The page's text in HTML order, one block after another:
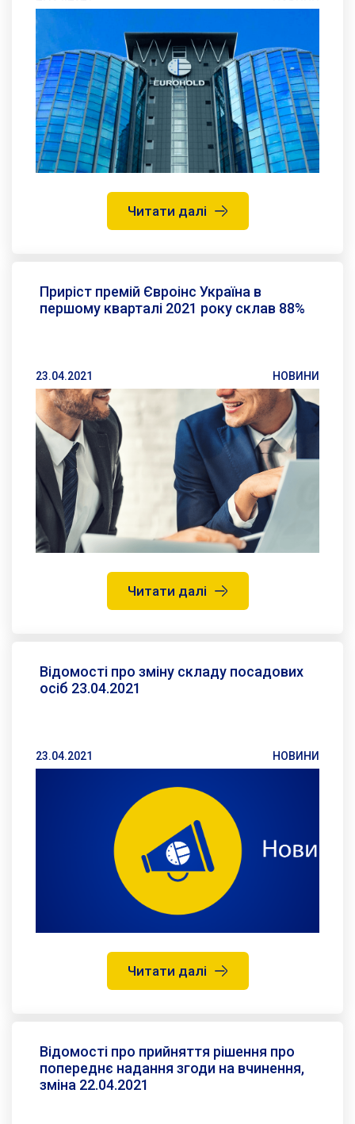
Читати далі
Приріст премій Євроінс Україна в
першому кварталі 2021 року склав 88%
23.04.2021 НОВИНИ
Читати далі
Відомості про зміну складу посадових
осіб 23.04.2021
23.04.2021 НОВИНИ
Читати далі
Відомості про прийняття рішення про
попереднє надання згоди на вчинення,
зміна 22.04.2021